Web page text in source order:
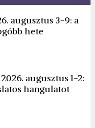
augusztus 3-9: a
hete
augusztus 1-2:
hangulatot